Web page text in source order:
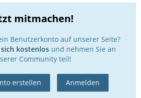
mitmachen!
Benutzerkonto auf unserer Seite?
kostenlosund nehmen Sie an
Community teil!
erstellen Anmelden